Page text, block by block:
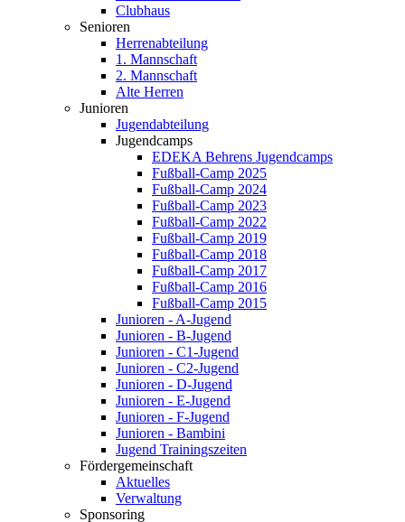
Clubhaus
Senioren
Herrenabteilung
1. Mannschaft
2. Mannschaft
Alte Herren
Junioren
Jugendabteilung
Jugendcamps
EDEKA Behrens Jugendcamps
Fußball-Camp 2025
Fußball-Camp 2024
Fußball-Camp 2023
Fußball-Camp 2022
Fußball-Camp 2019
Fußball-Camp 2018
Fußball-Camp 2017
Fußball-Camp 2016
Fußball-Camp 2015
Junioren - A-Jugend
Junioren - B-Jugend
Junioren - C1-Jugend
Junioren - C2-Jugend
Junioren - D-Jugend
Junioren - E-Jugend
Junioren - F-Jugend
Junioren - Bambini
Jugend Trainingszeiten
Fördergemeinschaft
Aktuelles
Verwaltung
Sponsoring